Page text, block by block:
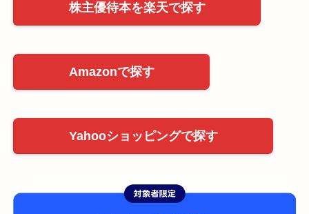
株主優待本を楽天で探す
Amazonで探す
Yahooショッピングで探す